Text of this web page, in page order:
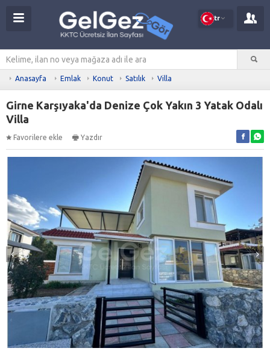
tr
Anasayfa Emlak Konut Satılık Villa
Girne Karşıyaka'da Denize Çok Yakın 3 Yatak Odalı
Villa
Favorilere ekle Yazdır